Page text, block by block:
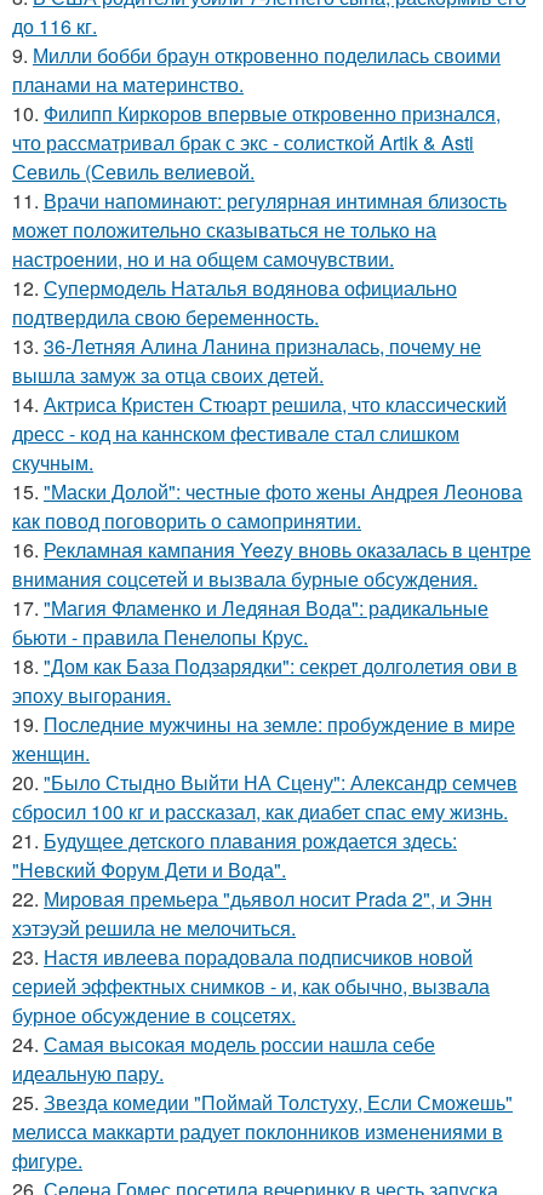
до 116 кг.
9. Милли бобби браун откровенно поделилась своими
планами на материнство.
10. Филипп Киркоров впервые откровенно признался,
что рассматривал брак с экс - солисткой Artik & Asti
Севиль (Севиль велиевой.
11. Врачи напоминают: регулярная интимная близость
может положительно сказываться не только на
настроении, но и на общем самочувствии.
12. Супермодель Наталья водянова официально
подтвердила свою беременность.
13. 36-Летняя Алина Ланина призналась, почему не
вышла замуж за отца своих детей.
14. Актриса Кристен Стюарт решила, что классический
дресс - код на каннском фестивале стал слишком
скучным.
15. "Маски Долой": честные фото жены Андрея Леонова
как повод поговорить о самопринятии.
16. Рекламная кампания Yeezy вновь оказалась в центре
внимания соцсетей и вызвала бурные обсуждения.
17. "Магия Фламенко и Ледяная Вода": радикальные
бьюти - правила Пенелопы Крус.
18. "Дом как База Подзарядки": секрет долголетия ови в
эпоху выгорания.
19. Последние мужчины на земле: пробуждение в мире
женщин.
20. "Было Стыдно Выйти НА Сцену": Александр семчев
сбросил 100 кг и рассказал, как диабет спас ему жизнь.
21. Будущее детского плавания рождается здесь:
"Невский Форум Дети и Вода".
22. Мировая премьера "дьявол носит Prada 2", и Энн
хэтэуэй решила не мелочиться.
23. Настя ивлеева порадовала подписчиков новой
серией эффектных снимков - и, как обычно, вызвала
бурное обсуждение в соцсетях.
24. Самая высокая модель россии нашла себе
идеальную пару.
25. Звезда комедии "Поймай Толстуху, Если Сможешь"
мелисса маккарти радует поклонников изменениями в
фигуре.